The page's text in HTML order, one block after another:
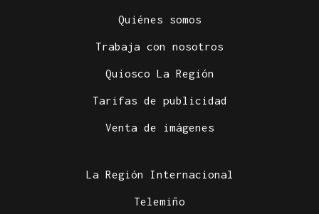
Quiénes somos
Trabaja con nosotros
Quiosco La Región
Tarifas de publicidad
Venta de imágenes
La Región Internacional
Telemiño